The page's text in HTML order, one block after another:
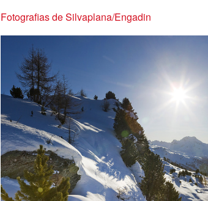
Fotografias de Silvaplana/Engadin